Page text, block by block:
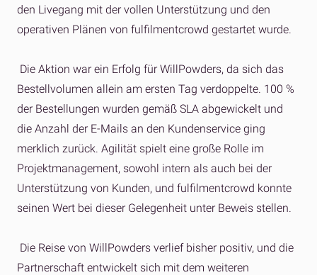
den Livegang mit der vollen Unterstützung und den
operativen Plänen von fulfilmentcrowd gestartet wurde.
Die Aktion war ein Erfolg für WillPowders, da sich das
Bestellvolumen allein am ersten Tag verdoppelte. 100 %
der Bestellungen wurden gemäß SLA abgewickelt und
die Anzahl der E-Mails an den Kundenservice ging
merklich zurück. Agilität spielt eine große Rolle im
Projektmanagement, sowohl intern als auch bei der
Unterstützung von Kunden, und fulfilmentcrowd konnte
seinen Wert bei dieser Gelegenheit unter Beweis stellen.
Die Reise von WillPowders verlief bisher positiv, und die
Partnerschaft entwickelt sich mit dem weiteren